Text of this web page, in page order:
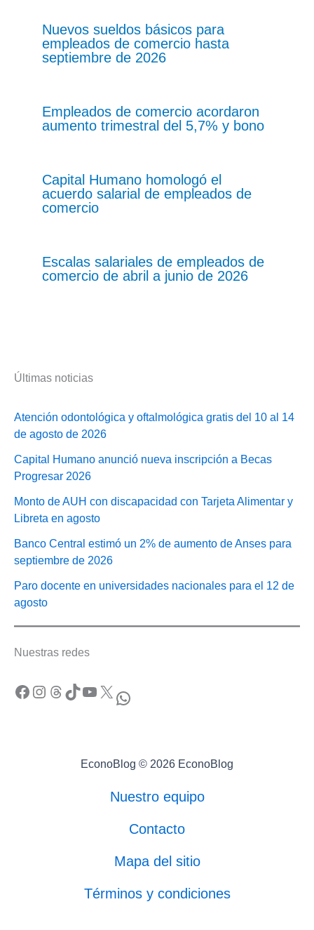
Nuevos sueldos básicos para
empleados de comercio hasta
septiembre de 2026
Empleados de comercio acordaron
aumento trimestral del 5,7% y bono
Capital Humano homologó el
acuerdo salarial de empleados de
comercio
Escalas salariales de empleados de
comercio de abril a junio de 2026
Últimas noticias
Atención odontológica y oftalmológica gratis del 10 al 14
de agosto de 2026
Capital Humano anunció nueva inscripción a Becas
Progresar 2026
Monto de AUH con discapacidad con Tarjeta Alimentar y
Libreta en agosto
Banco Central estimó un 2% de aumento de Anses para
septiembre de 2026
Paro docente en universidades nacionales para el 12 de
agosto
Nuestras redes
Facebook Instagram Threads TikTok YouTube X WhatsApp
EconoBlog © 2026 EconoBlog
Nuestro equipo
Contacto
Mapa del sitio
Términos y condiciones